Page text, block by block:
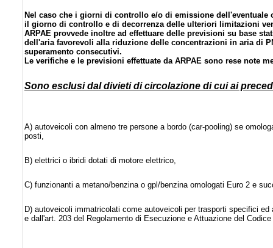
Nel caso che i giorni di controllo e/o di emissione
il giorno di controllo e di decorrenza delle ulteriori limitazioni
ARPAE provvede inoltre ad effettuare delle previsioni su base
dell'aria favorevoli alla riduzione delle concentrazioni in aria di
superamento consecutivi.
Le verifiche e le previsioni effettuate da ARPAE sono rese note
Sono esclusi dal divieti di circolazione di cui ai
A) autoveicoli con almeno tre persone a bordo (car-pooling) se
posti,
B) elettrici o ibridi dotati di motore elettrico,
C) funzionanti a metano/benzina o gpl/benzina omologati Euro 2 e
D) autoveicoli immatricolati come autoveicoli per trasporti specifici
e dall'art. 203 del Regolamento di Esecuzione e Attuazione del